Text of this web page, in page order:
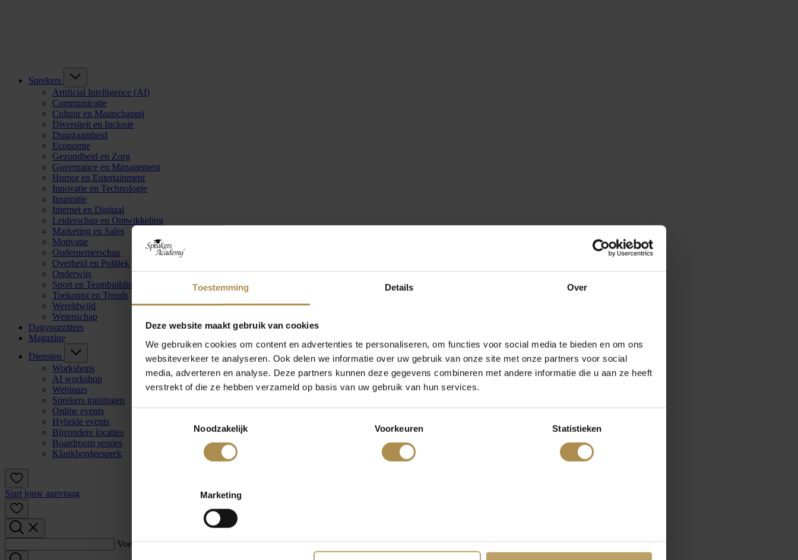
Toestemming Details Over
Deze website maakt gebruik van cookies
We gebruiken cookies om content en advertenties te personaliseren, om functies voor social media te bieden en om ons
websiteverkeer te analyseren. Ook delen we informatie over uw gebruik van onze site met onze partners voor social
media, adverteren en analyse. Deze partners kunnen deze gegevens combineren met andere informatie die u aan ze heeft
verstrekt of die ze hebben verzameld op basis van uw gebruik van hun services.
Noodzakelijk
Voorkeuren Statistieken
Marketing
Sprekers
Artificial Intelligence (AI)
Communicatie
Cultuur en Maatschappij
Diversiteit en Inclusie
Duurzaamheid
Economie
Gezondheid en Zorg
Governance en Management
Humor en Entertainment
Innovatie en Technologie
Inspiratie
Internet en Digitaal
Leiderschap en Ontwikkeling
Marketing en Sales
Motivatie
Ondernemerschap
Overheid en Politiek
Onderwijs
Sport en Teambuilding
Toekomst en Trends
Wereldwijd
Wetenschap
Dagvoorzitters
Magazine
Diensten
Workshops
AI workshop
Webinars
Sprekers trainingen
Online events
Hybride events
Bijzondere locaties
Boardroom sessies
Klankbordgesprek
Start jouw aanvraag
Voer een zoekterm in: